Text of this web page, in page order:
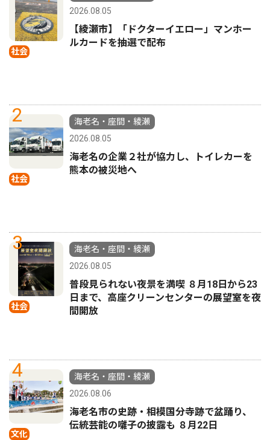
社会
2026.08.05
【綾瀬市】「ドクターイエロー」マンホー
ルカードを抽選で配布
2
社会
海老名・座間・綾瀬
2026.08.05
海老名の企業２社が協力し、トイレカーを
熊本の被災地へ
3
社会
海老名・座間・綾瀬
2026.08.05
普段見られない夜景を満喫 ８月18日から23
日まで、高座クリーンセンターの展望室を夜
間開放
4
文化
海老名・座間・綾瀬
2026.08.06
海老名市の史跡・相模国分寺跡で盆踊り、
伝統芸能の囃子の披露も ８月22日